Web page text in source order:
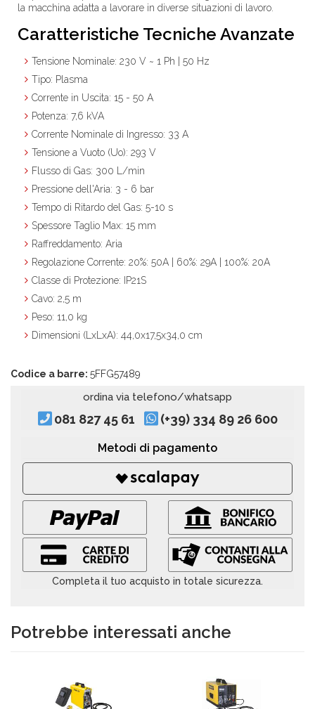
la macchina adatta a lavorare in diverse situazioni di lavoro.
Caratteristiche Tecniche Avanzate
Tensione Nominale: 230 V ~ 1 Ph | 50 Hz
Tipo: Plasma
Corrente in Uscita: 15 - 50 A
Potenza: 7,6 kVA
Corrente Nominale di Ingresso: 33 A
Tensione a Vuoto (Uo): 293 V
Flusso di Gas: 300 L/min
Pressione dell'Aria: 3 - 6 bar
Tempo di Ritardo del Gas: 5-10 s
Spessore Taglio Max: 15 mm
Raffreddamento: Aria
Regolazione Corrente: 20%: 50A | 60%: 29A | 100%: 20A
Classe di Protezione: IP21S
Cavo: 2,5 m
Peso: 11,0 kg
Dimensioni (LxLxA): 44,0x17,5x34,0 cm
Codice a barre: 5FFG57489
ordina via telefono/whatsapp
081 827 45 61 (+39) 334 89 26 600
Metodi di pagamento
Completa il tuo acquisto in totale sicurezza.
Potrebbe interessati anche